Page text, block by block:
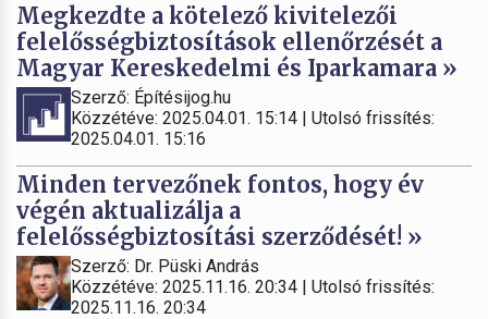
Megkezdte a kötelező kivitelezői
felelősségbiztosítások ellenőrzését a
Magyar Kereskedelmi és Iparkamara »
Szerző: Építésijog.hu
Közzétéve: 2025.04.01. 15:14 | Utolsó frissítés:
2025.04.01. 15:16
Minden tervezőnek fontos, hogy év
végén aktualizálja a
felelősségbiztosítási szerződését! »
Szerző: Dr. Püski András
Közzétéve: 2025.11.16. 20:34 | Utolsó frissítés:
2025.11.16. 20:34